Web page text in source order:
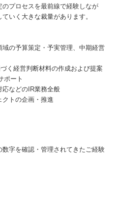
プロセスを最前線で経験しなが
いく大きな裁量があります。
域の予算策定・予実管理、中期経営
く経営判断材料の作成および提案
ポート
応などのIR業務全般
クトの企画・推進
数字を確認・管理されてきたご経験